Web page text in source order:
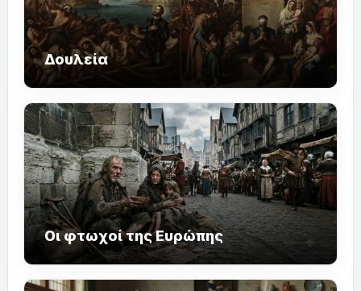
Δουλεία
Οι φτωχοί της Ευρώπης